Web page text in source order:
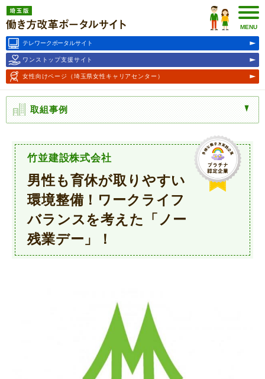
埼玉版働き方改革ポータルサ
イト
MENU
テレワークポータルサイト
ワンストップ支援サイト
女性向けページ （埼玉県女性キャリアセンター）
取組事例
竹並建設株式会社
男性も育休が取りやすい
環境整備！ワークライフ
バランスを考えた「ノー
残業デー」！